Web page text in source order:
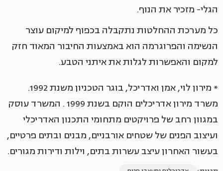
הגלי- מזכיר את הנוף.
כל מערכת ההחלטות נתקבלה בכפוף למיקום עוצר
הנשימה והפרוגרמה הוא באמצעות החיבור המאוד חזק
למקום והאפשרות לגלות את איתני הטבע.
* מירון לוי, אמן ואדריכל, בוגר הטכניון משנת 1992.
משרד מירון אדריכלים הוקם בשנת 1999 . המשרד עוסק
במגוון רחב של פרויקטים מתחומי התכנון האדריכלי
ועיצוב הפנים של שטחים אורבניים, מבנים ובתים פרטיים,
בעשור האחרון עיצב עשרות בתים, וילות ודירות מגורים.